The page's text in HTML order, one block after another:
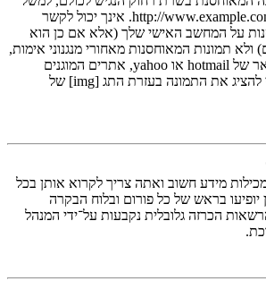
http://www.example.com/my-picture.gif. אינך יכול לקשר
על המחשב האישי שלך (אלא אם כן הוא
ולא תמונות המאוחסנות מאחורי מנגנוני אימות,
למשל תיבות הדואר של hotmail או yahoo, אתרים המוגנים
בססמה, וכד'. כדי להציג את התמונה בעזרת התג [img] של
מכילות מידע חשוב ואתה צריך לקרוא אותן בכל
בראש של כל פורום ובלוח הבקרה
הכרזה גלובלית נקבעות על־ידי המנהל